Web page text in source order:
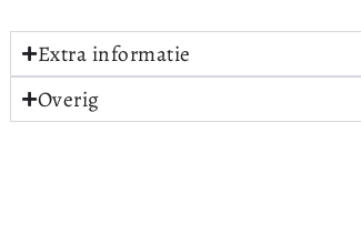
Extra informatie
Overig